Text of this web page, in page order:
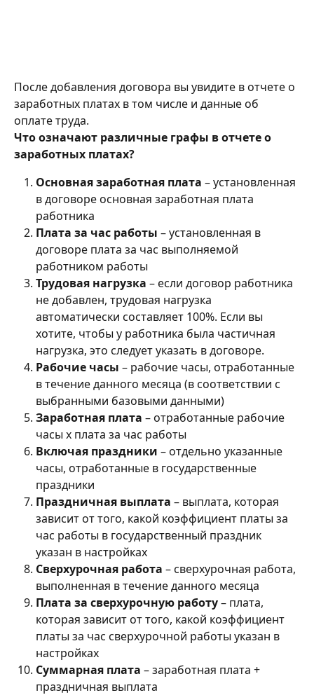
После добавления договора вы увидите в отчете о
заработных платах в том числе и данные об
оплате труда.
Что означают различные графы в отчете о
заработных платах?
Основная заработная плата – установленная
в договоре основная заработная плата
работника
Плата за час работы – установленная в
договоре плата за час выполняемой
работником работы
Трудовая нагрузка – если договор работника
не добавлен, трудовая нагрузка
автоматически составляет 100%. Если вы
хотите, чтобы у работника была частичная
нагрузка, это следует указать в договоре.
Рабочие часы – рабочие часы, отработанные
в течение данного месяца (в соответствии с
выбранными базовыми данными)
Заработная плата – отработанные рабочие
часы х плата за час работы
Включая праздники – отдельно указанные
часы, отработанные в государственные
праздники
Праздничная выплата – выплата, которая
зависит от того, какой коэффициент платы за
час работы в государственный праздник
указан в настройках
Сверхурочная работа – сверхурочная работа,
выполненная в течение данного месяца
Плата за сверхурочную работу – плата,
которая зависит от того, какой коэффициент
платы за час сверхурочной работы указан в
настройках
Суммарная плата – заработная плата +
праздничная выплата